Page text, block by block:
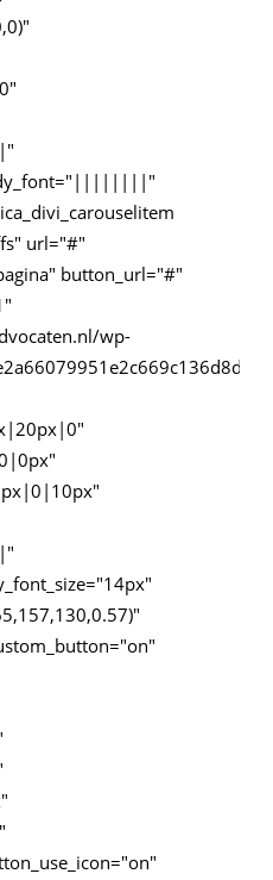
url="#"
button_url="#"
wp-